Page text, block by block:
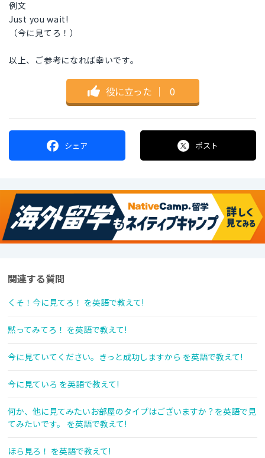
例文
Just you wait!
（今に見てろ！）
以上、ご参考になれば幸いです。
役に立った ｜ 0
シェア ポスト
関連する質問
くそ！今に見てろ！ を英語で教えて!
黙ってみてろ！ を英語で教えて!
今に見ていてください。きっと成功しますから を英語で教えて!
今に見ていろ を英語で教えて!
何か、他に見てみたいお部屋のタイプはございますか？を英語で見
てみたいです。 を英語で教えて!
ほら見ろ！ を英語で教えて!